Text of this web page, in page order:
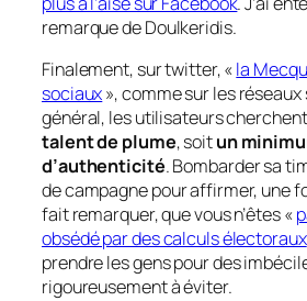
remarque de Doulkeridis.
Finalement, sur twitter, «la
sociaux», comme sur les
général, les utilisateurs
talent de plume, soitun
d’authenticité. Bombarder sa
de campagne pour affirmer, une
fait remarquer, que vous n’êtes «
obsédé par des calculs électoraux
prendre les gens pour des
rigoureusement à éviter.